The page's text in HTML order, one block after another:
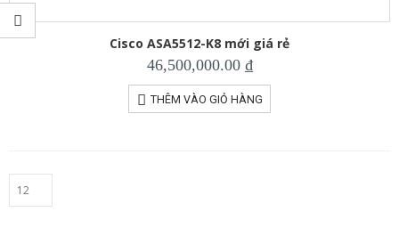
Cisco ASA5512-K8 mới giá rẻ
46,500,000.00 ₫
THÊM VÀO GIỎ HÀNG